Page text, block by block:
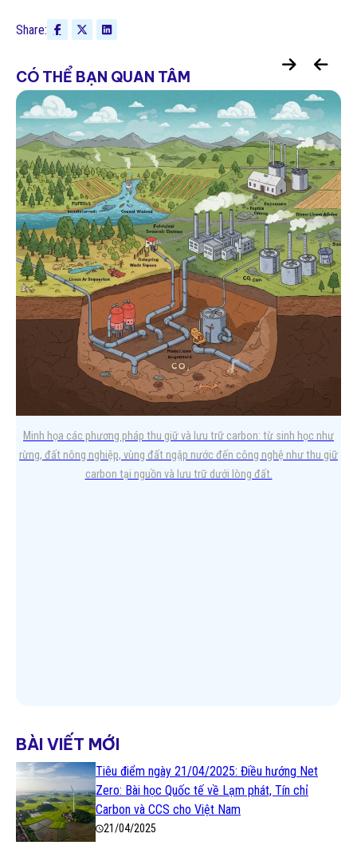
Share:
CÓ THỂ BẠN QUAN TÂM
Công cụ & Nền tảng Quản lý Phát thải
GHG: Lựa chọn nào cho Doanh nghiệp
Việt Nam?
Trong bối cảnh Việt Nam đang đẩy mạnh cam kết Net Zero và
thực thi Nghị định 06/2022/NĐ-CP về giảm…
Minh họa các phương pháp thu giữ và lưu trữ carbon: từ sinh học như
rừng, đất nông nghiệp, vùng đất ngập nước đến công nghệ như thu giữ
carbon tại nguồn và lưu trữ dưới lòng đất.
BÀI VIẾT MỚI
Tiêu điểm ngày 21/04/2025: Điều hướng Net
Zero: Bài học Quốc tế về Lạm phát, Tín chỉ
Carbon và CCS cho Việt Nam
21/04/2025